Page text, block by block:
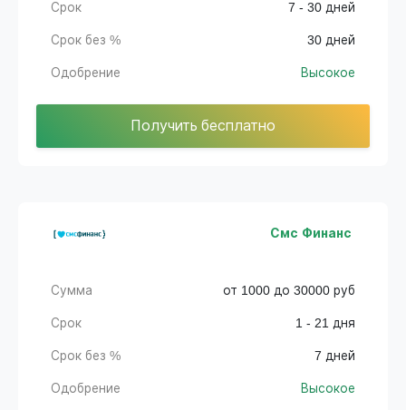
Срок 7 - 30 дней
Срок без % 30 дней
Одобрение Высокое
Получить бесплатно
Смс Финанс
Сумма от 1000 до 30000 руб
Срок 1 - 21 дня
Срок без % 7 дней
Одобрение Высокое